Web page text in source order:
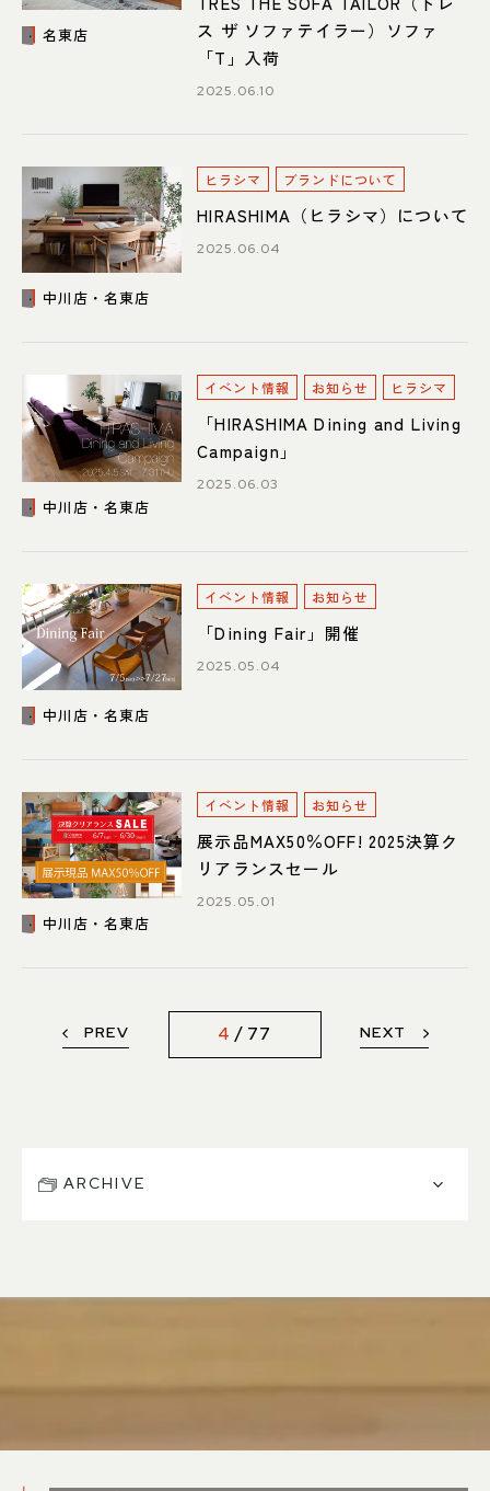
名東店
ス ザ ソファテイラー）ソファ
「T」入荷
2025.06.10
中川店・名東店
ヒラシマ ブランドについて
HIRASHIMA（ヒラシマ）について
2025.06.04
中川店・名東店
イベント情報 お知らせ ヒラシマ
「HIRASHIMA Dining and Living
Campaign」
2025.06.03
中川店・名東店
イベント情報 お知らせ
「Dining Fair」開催
2025.05.04
中川店・名東店
イベント情報 お知らせ
展示品MAX50％OFF! 2025決算ク
リアランスセール
2025.05.01
PREV 4 77 NEXT
ARCHIVE